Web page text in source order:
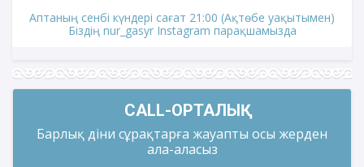
Аптаның сенбі күндері сағат 21:00 (Ақтөбе уақытымен)
Біздің nur_gasyr Instagram парақшамызда
CALL-ОРТАЛЫҚ
Барлық діни сұрақтарға жауапты осы жерден
ала-аласыз